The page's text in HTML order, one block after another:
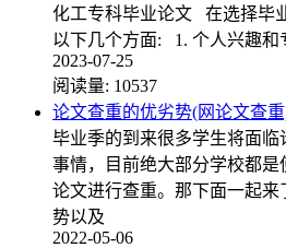
化工专科毕业论文 在选择毕
以下几个方面: 1. 个人兴趣和
2023-07-25
阅读量: 10537
论文查重的优劣势(网论文查
毕业季的到来很多学生将面
事情，目前绝大部分学校都
论文进行查重。那下面一起
势以及
2022-05-06